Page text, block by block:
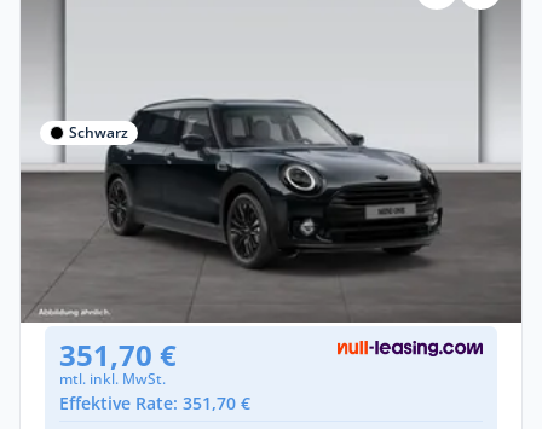
Schwarz
Gewerbe & Privat
MINI One
Benzin • Automatik •102 PS (75 kW)
Gebraucht
(35.966 km)
351,70 €
mtl. inkl. MwSt.
Effektive Rate: 351,70 €